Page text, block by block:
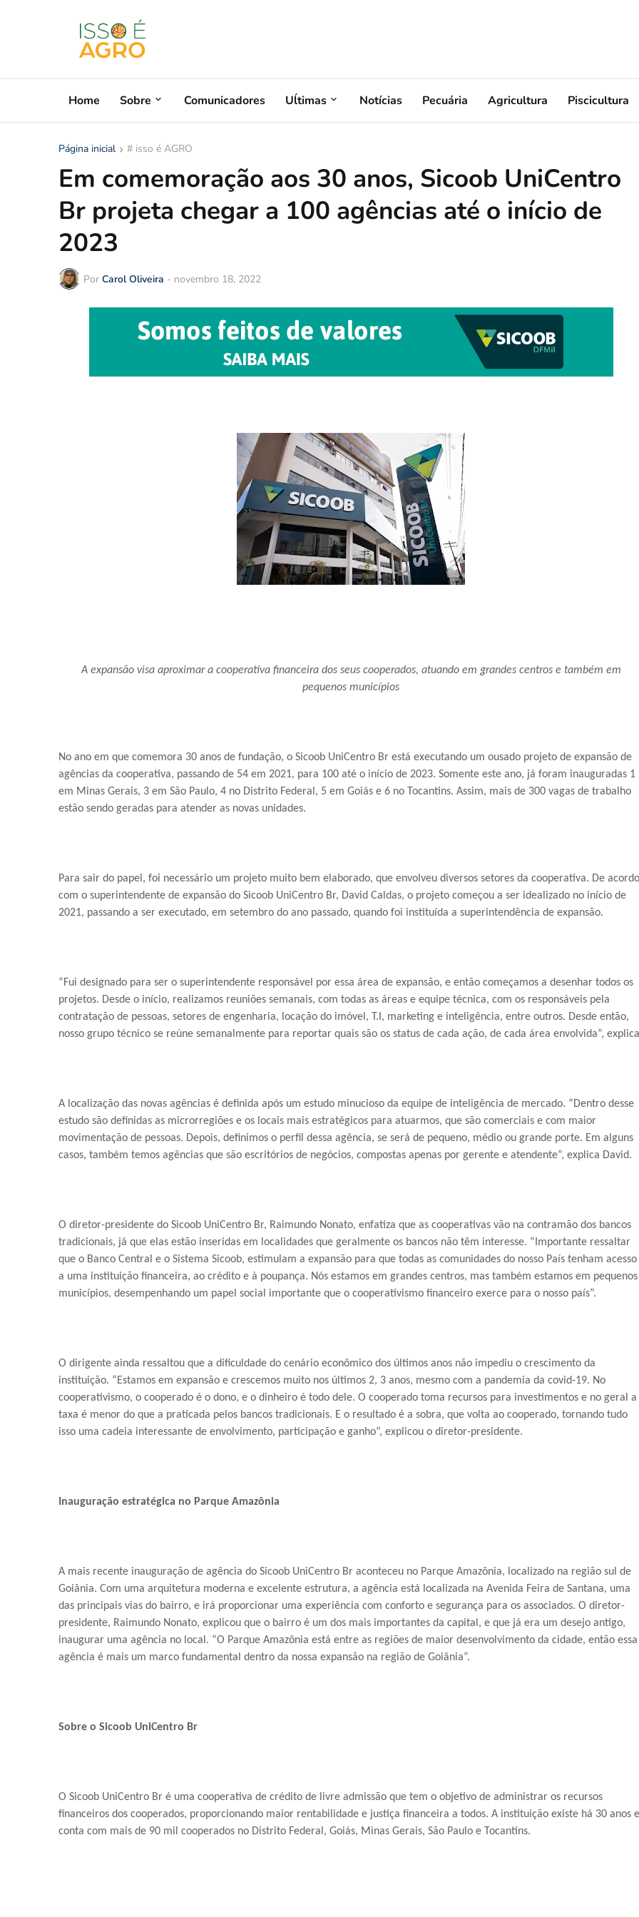
Home Sobre Comunicadores Uĺtimas Notícias Pecuária Agricultura Piscicultura
Página inicial # isso é AGRO
Em comemoração aos 30 anos, Sicoob UniCentro
Br projeta chegar a 100 agências até o início de
2023
Por Carol Oliveira - novembro 18, 2022
A expansão visa aproximar a cooperativa financeira dos seus cooperados, atuando em grandes centros e também em
pequenos municípios
No ano em que comemora 30 anos de fundação, o Sicoob UniCentro Br está executando um ousado projeto de expansão de
agências da cooperativa, passando de 54 em 2021, para 100 até o início de 2023. Somente este ano, já foram inauguradas 1
em Minas Gerais, 3 em São Paulo, 4 no Distrito Federal, 5 em Goiás e 6 no Tocantins. Assim, mais de 300 vagas de trabalho
estão sendo geradas para atender as novas unidades.
Para sair do papel, foi necessário um projeto muito bem elaborado, que envolveu diversos setores da cooperativa. De acordo
com o superintendente de expansão do Sicoob UniCentro Br, David Caldas, o projeto começou a ser idealizado no início de
2021, passando a ser executado, em setembro do ano passado, quando foi instituída a superintendência de expansão.
“Fui designado para ser o superintendente responsável por essa área de expansão, e então começamos a desenhar todos os
projetos. Desde o início, realizamos reuniões semanais, com todas as áreas e equipe técnica, com os responsáveis pela
contratação de pessoas, setores de engenharia, locação do imóvel, T.I, marketing e inteligência, entre outros. Desde então,
nosso grupo técnico se reúne semanalmente para reportar quais são os status de cada ação, de cada área envolvida”,
A localização das novas agências é definida após um estudo minucioso da equipe de inteligência de mercado. “Dentro desse
estudo são definidas as microrregiões e os locais mais estratégicos para atuarmos, que são comerciais e com maior
movimentação de pessoas. Depois, definimos o perfil dessa agência, se será de pequeno, médio ou grande porte. Em alguns
casos, também temos agências que são escritórios de negócios, compostas apenas por gerente e atendente”, explica David.
O diretor-presidente do Sicoob UniCentro Br, Raimundo Nonato, enfatiza que as cooperativas vão na contramão dos bancos
tradicionais, já que elas estão inseridas em localidades que geralmente os bancos não têm interesse. “Importante ressaltar
que o Banco Central e o Sistema Sicoob, estimulam a expansão para que todas as comunidades do nosso País tenham acesso
a uma instituição financeira, ao crédito e à poupança. Nós estamos em grandes centros, mas também estamos em pequenos
municípios, desempenhando um papel social importante que o cooperativismo financeiro exerce para o nosso país”.
O dirigente ainda ressaltou que a dificuldade do cenário econômico dos últimos anos não impediu o crescimento da
instituição. “Estamos em expansão e crescemos muito nos últimos 2, 3 anos, mesmo com a pandemia da covid-19. No
cooperativismo, o cooperado é o dono, e o dinheiro é todo dele. O cooperado toma recursos para investimentos e no geral a
taxa é menor do que a praticada pelos bancos tradicionais. E o resultado é a sobra, que volta ao cooperado, tornando tudo
isso uma cadeia interessante de envolvimento, participação e ganho”, explicou o diretor-presidente.
Inauguração estratégica no Parque Amazônia
A mais recente inauguração de agência do Sicoob UniCentro Br aconteceu no Parque Amazônia, localizado na região sul de
Goiânia. Com uma arquitetura moderna e excelente estrutura, a agência está localizada na Avenida Feira de Santana, uma
das principais vias do bairro, e irá proporcionar uma experiência com conforto e segurança para os associados. O diretor-
presidente, Raimundo Nonato, explicou que o bairro é um dos mais importantes da capital, e que já era um desejo antigo,
inaugurar uma agência no local. “O Parque Amazônia está entre as regiões de maior desenvolvimento da cidade, então essa
agência é mais um marco fundamental dentro da nossa expansão na região de Goiânia”.
Sobre o Sicoob UniCentro Br
O Sicoob UniCentro Br é uma cooperativa de crédito de livre admissão que tem o objetivo de administrar os recursos
financeiros dos cooperados, proporcionando maior rentabilidade e justiça financeira a todos. A instituição existe há 30 anos e
conta com mais de 90 mil cooperados no Distrito Federal, Goiás, Minas Gerais, São Paulo e Tocantins.